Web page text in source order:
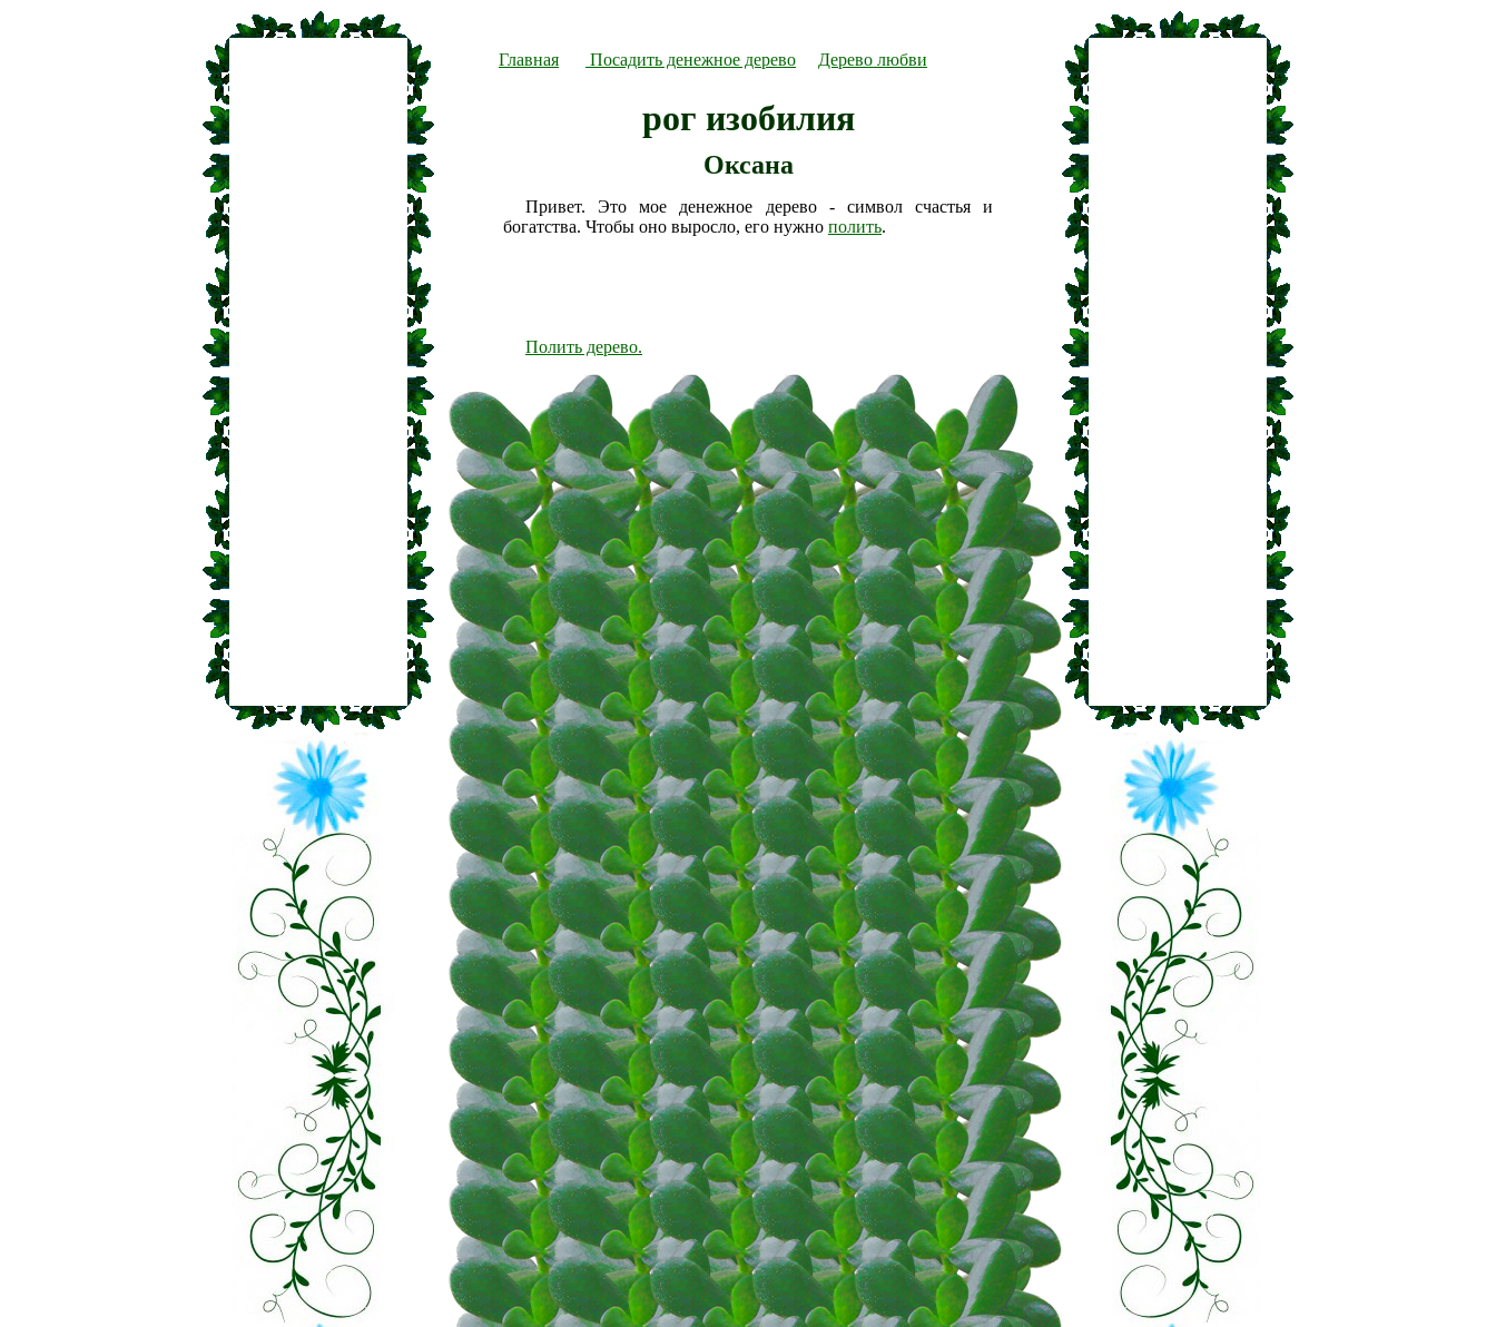
Главная Посадить денежное дерево Дерево любви
рог изобилия
Оксана
Привет. Это мое денежное дерево - символ счастья и
богатства. Чтобы оно выросло, его нужно полить.
Полить дерево.